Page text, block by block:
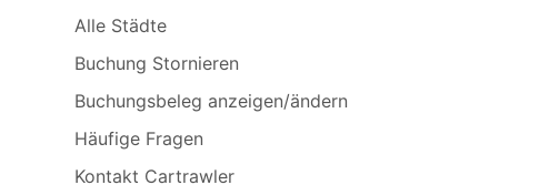
Alle Städte
Buchung Stornieren
Buchungsbeleg anzeigen/ändern
Häufige Fragen
Kontakt Cartrawler